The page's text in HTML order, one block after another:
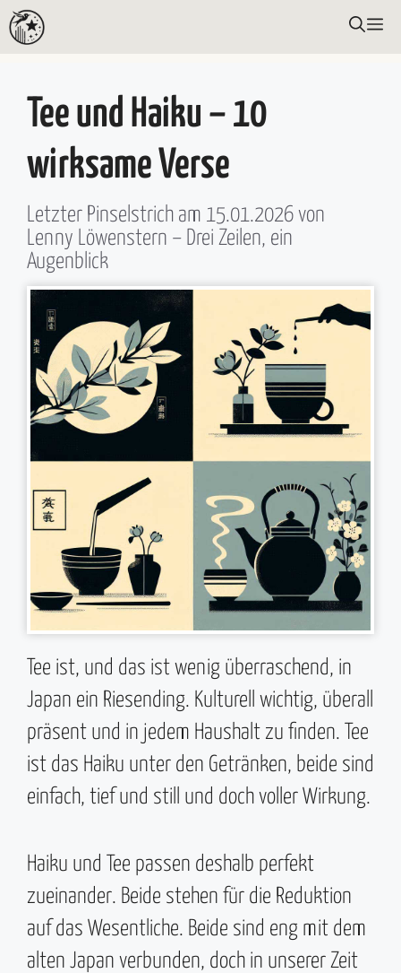
Zum
Inhalt
Tee und Haiku – 10
wirksame Verse
Letzter Pinselstrich am 15.01.2026 von
Lenny Löwenstern – Drei Zeilen, ein
Augenblick
Tee ist, und das ist wenig überraschend, in
Japan ein Riesending. Kulturell wichtig, überall
präsent und in jedem Haushalt zu finden. Tee
ist das Haiku unter den Getränken, beide sind
einfach, tief und still und doch voller Wirkung.
Haiku und Tee passen deshalb perfekt
zueinander. Beide stehen für die Reduktion
auf das Wesentliche. Beide sind eng mit dem
alten Japan verbunden, doch in unserer Zeit